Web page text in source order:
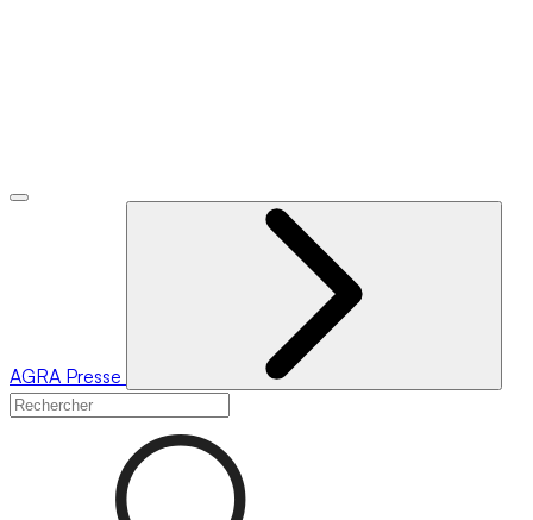
AGRA Presse